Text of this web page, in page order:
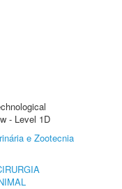
- Level 1D
e Zootecnia